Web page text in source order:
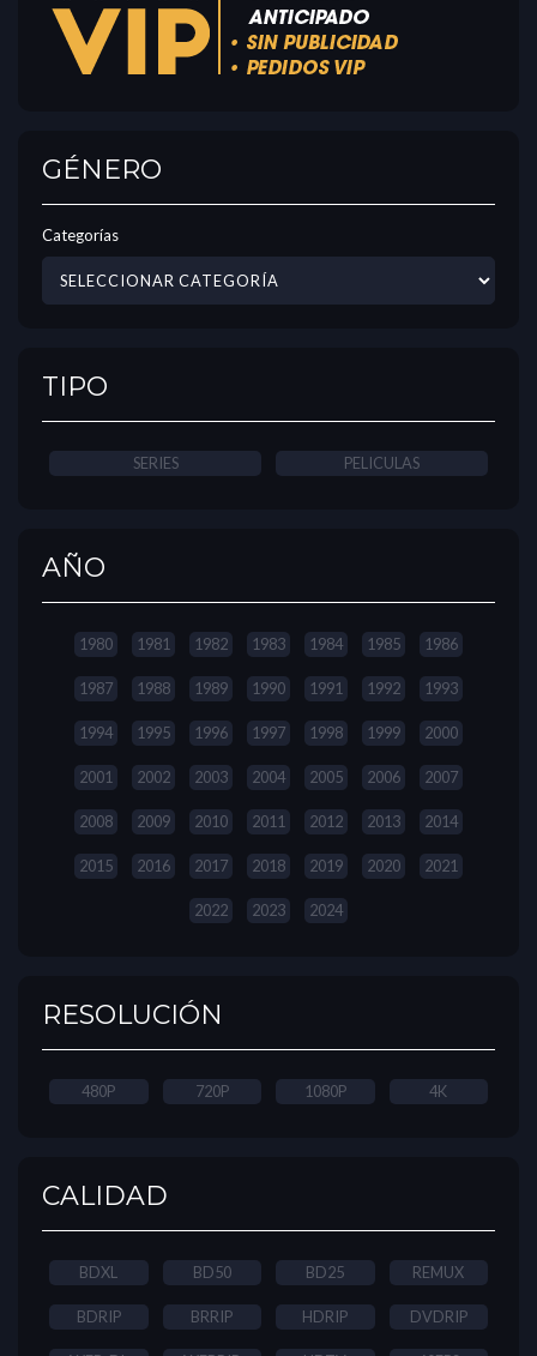
GÉNERO
Categorías
TIPO
SERIES PELICULAS
AÑO
1980 1981 1982 1983 1984 1985 1986
1987 1988 1989 1990 1991 1992 1993
1994 1995 1996 1997 1998 1999 2000
2001 2002 2003 2004 2005 2006 2007
2008 2009 2010 2011 2012 2013 2014
2015 2016 2017 2018 2019 2020 2021
2022 2023 2024
RESOLUCIÓN
480P 720P 1080P 4K
CALIDAD
BDXL BD50 BD25 REMUX
BDRIP BRRIP HDRIP DVDRIP